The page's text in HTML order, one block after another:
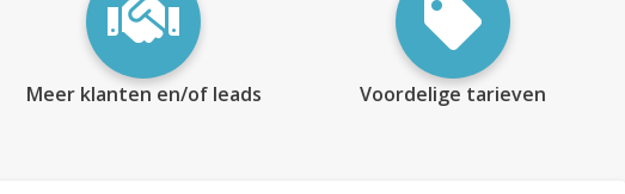
Meer klanten en/of leads Voordelige tarieven